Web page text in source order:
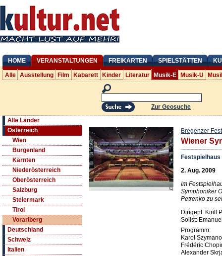
HOME VERANSTALTUNGEN FREIKARTEN SPIELSTÄTTEN
Alle Ausstellung Film Kabarett Kinder Literatur Musik-E Musik-U
Zur Geosuche
Alle Länder
Österreich
Wien
Burgenland
Kärnten
Niederösterreich
Oberösterreich
Salzburg
Steiermark
Tirol
Vorarlberg
Deutschland
Schweiz
Italien
Bregenzer
Wiener
2. Aug. 2009
Im
Symphoniker
Petrenko zu
Dirigent: Kirill
Solist:
Programm:
Karol
Frédéric
Alexander